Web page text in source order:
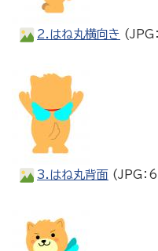
2.はね丸横向き (JPG
3.はね丸背面 (JPG：